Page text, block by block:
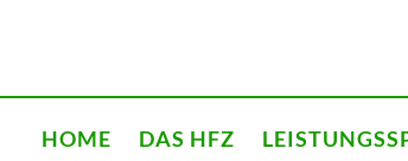
HOME DAS HFZ